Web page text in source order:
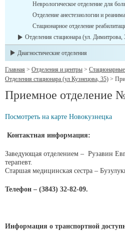
Неврологическое отделение для
Отделение анестезиологии и
Стационарное отделение
Отделения стационара (ул. Димитрова,
Диагностические отделения
Главная > Отделения и центры >
Отделения стационара (ул Кузнецова, 35) >
Приемное отделение
Посмотреть на карте Новокузнецка
Контактная информация:
Заведующая отделением – Рузавин
терапевт.
Старшая медицинская сестра –
Телефон – (3843) 32-82-09.
Информация о транспортной